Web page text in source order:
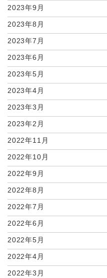
2023年9月
2023年8月
2023年7月
2023年6月
2023年5月
2023年4月
2023年3月
2023年2月
2022年11月
2022年10月
2022年9月
2022年8月
2022年7月
2022年6月
2022年5月
2022年4月
2022年3月